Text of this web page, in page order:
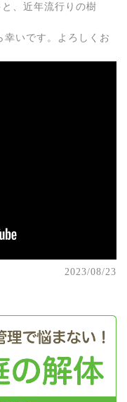
、近年流行りの樹
幸いです。よろしくお
2023/08/23